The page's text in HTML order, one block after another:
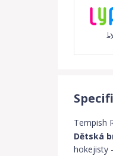
Tempish
Dětská
hokejisty